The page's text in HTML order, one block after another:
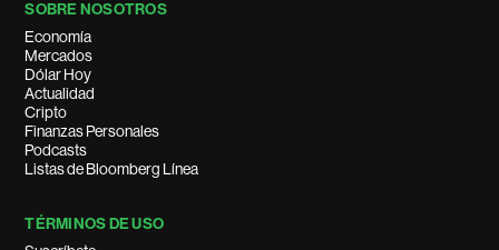
SOBRE NOSOTROS
Economía
Mercados
Dólar Hoy
Actualidad
Cripto
Finanzas Personales
Podcasts
Listas de Bloomberg Línea
TÉRMINOS DE USO